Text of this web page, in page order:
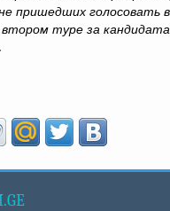
пришедших голосовать
втором туре за